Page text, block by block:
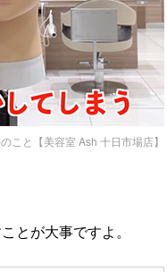
こと【美容室 Ash 十日市場店】
とが大事ですよ。